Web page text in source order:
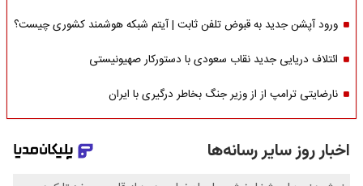
ورود آپشن جدید به قبوض تلفن ثابت | آیتم شبکه هوشمند کشوری چیست؟
ائتلاف دریایی جدید نقاب سعودی با دستورکار صهیونیستی
نارضایتی ترامپ از از وزیر جنگ بخاطر درگیری با ایران